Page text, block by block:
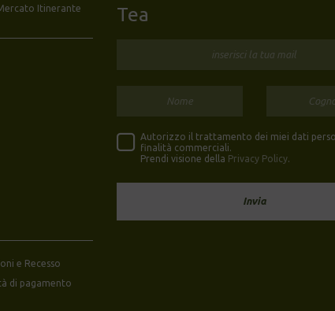
Itinerante
e Recesso
di pagamento
Tea
Autorizzo il trattamento dei miei dati
finalità commerciali.
Prendi visione della Privacy Policy